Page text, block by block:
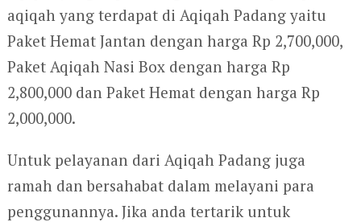
aqiqah yang terdapat di Aqiqah Padang yaitu
Paket Hemat Jantan dengan harga Rp 2,700,000,
Paket Aqiqah Nasi Box dengan harga Rp
2,800,000 dan Paket Hemat dengan harga Rp
2,000,000.
Untuk pelayanan dari Aqiqah Padang juga
ramah dan bersahabat dalam melayani para
penggunannya. Jika anda tertarik untuk